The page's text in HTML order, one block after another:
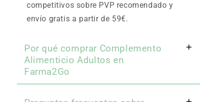
competitivos sobre PVP recomendado y
envío gratis a partir de 59€.
Por qué comprar Complemento
Alimenticio Adultos en
Farma2Go